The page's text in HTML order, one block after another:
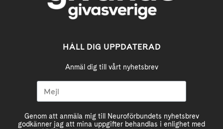
HÅLL DIG UPPDATERAD
Anmäl dig till vårt nyhetsbrev
Genom att anmäla mig till Neuroförbundets nyhetsbrev
godkänner jag att mina uppgifter behandlas i enlighet med